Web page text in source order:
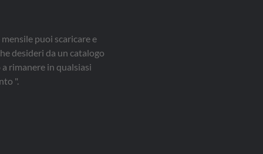
puoi scaricare e
desideri da un catalogo
rimanere in qualsiasi
".